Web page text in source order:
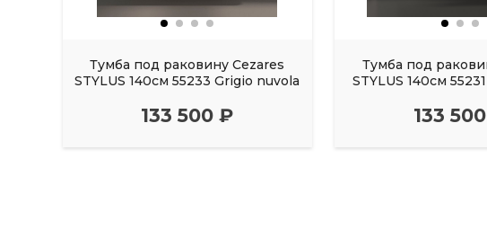
Тумба под раковину Cezares
STYLUS 140см 55233 Grigio nuvola
133 500 ₽
Тумба под
STYLUS 140см
133